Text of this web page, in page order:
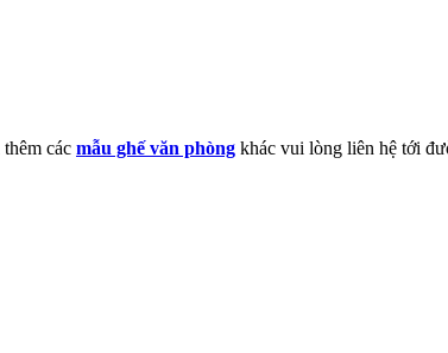
các mẫu ghế văn phòng khác vui lòng liên hệ tới